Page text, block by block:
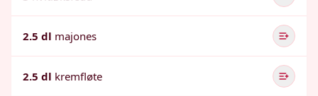
2.5 dl majones
2.5 dl kremfløte